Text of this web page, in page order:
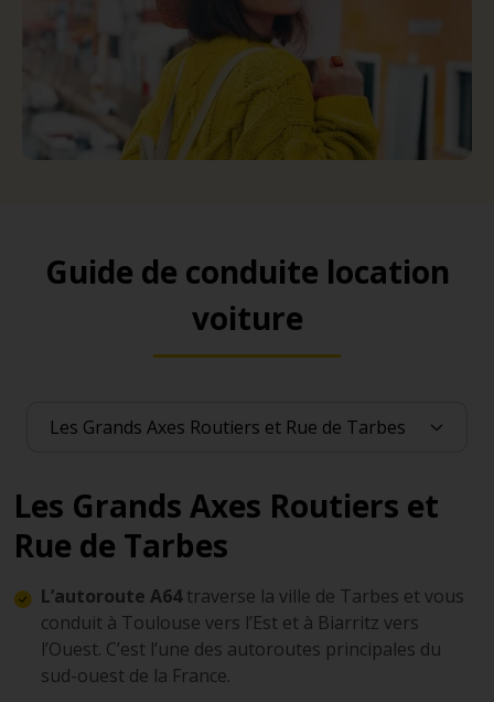
Guide de conduite location
voiture
Les Grands Axes Routiers et
Rue de Tarbes
L’autoroute A64traverse la ville de Tarbes et vous
conduit à Toulouse vers l’Est et à Biarritz vers
l’Ouest. C’est l’une des autoroutes principales du
sud-ouest de la France.